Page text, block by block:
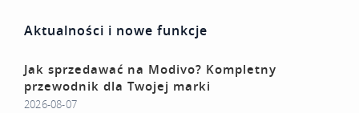
Aktualności i nowe funkcje
Jak sprzedawać na Modivo? Kompletny
przewodnik dla Twojej marki
2026-08-07